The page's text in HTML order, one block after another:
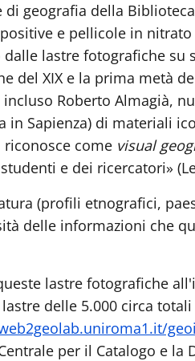
geografia della
e pellicole in
lastre fotografiche
XIX e la prima metà
Roberto Almagià,
Sapienza) di materiali
come visual
e dei ricercatori»
(profili etnografici,
delle informazioni che
lastre fotografiche
delle 5.000 circa
per il Catalogo e la